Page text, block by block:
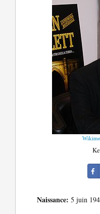
Naissance: 5 juin